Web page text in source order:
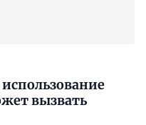
вызвать